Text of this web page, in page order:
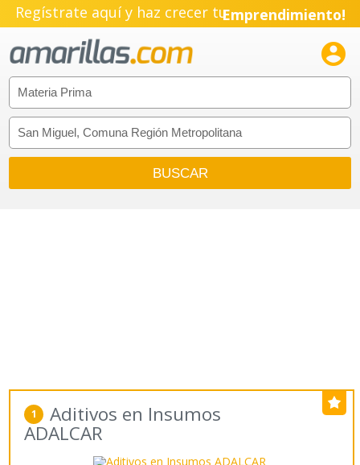
Regístrate aquí y haz crecer tuEmprendimiento!

1 Aditivos en Insumos
ADALCAR